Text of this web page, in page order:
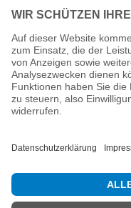
84130